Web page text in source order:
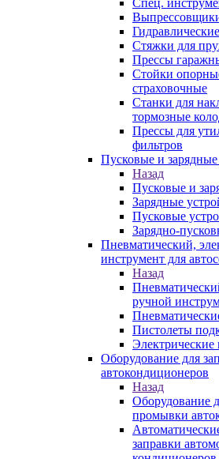
Спец.
Стяжки для
Прессы
Стойки
страховочные
Станки для
тормозные
Прессы для
фильтров
Пусковые и зарядные
Назад
Пусковые и
Зарядные
Пусковые
Зарядно-
Пневматический,
инструмент для
Назад
ручной
Пистолеты
Электрические
Оборудование для
автокондиционеров
Назад
Оборудование
промывки
заправки